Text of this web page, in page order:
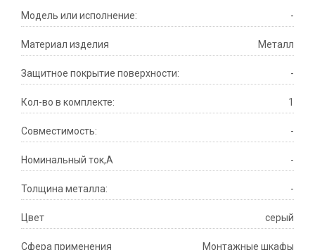
Модель или исполнение: -
Материал изделия Металл
Защитное покрытие поверхности: -
Кол-во в комплекте: 1
Совместимость: -
Номинальный ток,А -
Толщина металла: -
Цвет серый
Сфера применения Монтажные шкафы